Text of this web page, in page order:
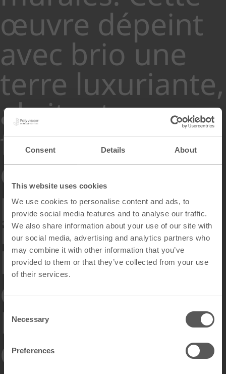
Consent Details About
This website uses cookies
We use cookies to personalise content and ads, to
provide social media features and to analyse our traffic.
We also share information about your use of our site with
our social media, advertising and analytics partners who
may combine it with other information that you’ve
provided to them or that they’ve collected from your use
of their services.
n
Necessary
Preferences
œuvre dépeint
avec brio une
terre luxuriante,
abritant une
flore florissante
et une faune
prospère,
incarnant ainsi
la vision
optimiste de
Dubrunfaut
d'une harmonie